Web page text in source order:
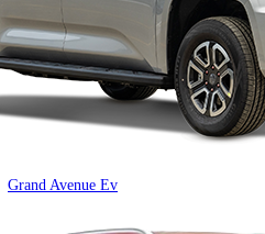
Grand Avenue Ev